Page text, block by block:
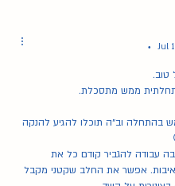
Jul
•
טוב.
ממש מתסכלת.